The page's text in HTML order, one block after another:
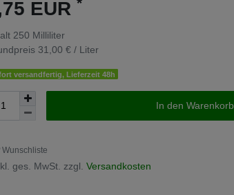
EUR
250 Milliliter
31,00 € / Liter
versandfertig, Lieferzeit 48h
In den Warenkorb
Wunschliste
ges. MwSt. zzgl. Versandkosten